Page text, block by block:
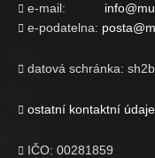
 e-mail:
 e-podatelna:
 datová schránka:
 ostatní kontaktní
 IČO: 00281859